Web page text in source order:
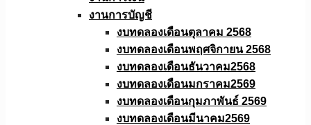
งานการบัญชี
งบทดลองเดือนตุลาคม 2568
งบทดลองเดือนพฤศจิกายน 2568
งบทดลองเดือนธันวาคม2568
งบทดลองเดือนมกราคม2569
งบทดลองเดือนกุมภาพันธ์ 2569
งบทดลองเดือนมีนาคม2569